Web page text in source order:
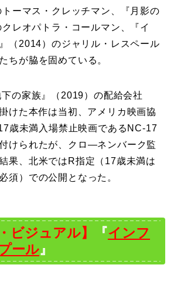
ーマス・クレッチマン、『月影の
レオパトラ・コールマン、『イ
（2014）のジャリル・レスペール
ちが脇を固めている。
下の家族』（2019）の配給会社
けた本作は当初、アメリカ映画協
歳未満入場禁止映画であるNC-17
けられたが、クロ―ネンバーク監
果、北米ではR指定（17歳未満は
須）での公開となった。
ビジュアル】 『インフ
ール』